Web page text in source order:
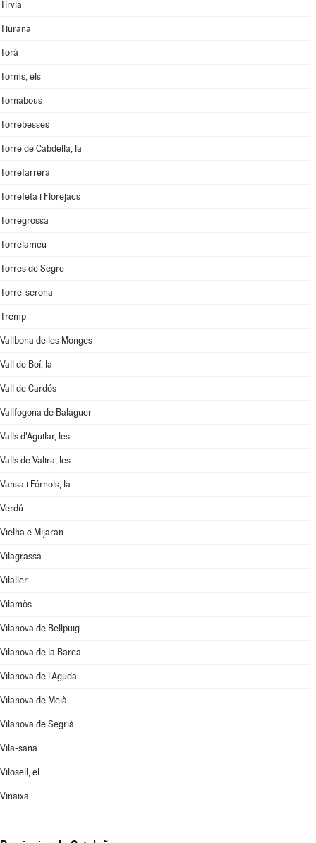
Tírvia
Tiurana
Torà
Torms, els
Tornabous
Torrebesses
Torre de Cabdella, la
Torrefarrera
Torrefeta i Florejacs
Torregrossa
Torrelameu
Torres de Segre
Torre-serona
Tremp
Vallbona de les Monges
Vall de Boí, la
Vall de Cardós
Vallfogona de Balaguer
Valls d'Aguilar, les
Valls de Valira, les
Vansa i Fórnols, la
Verdú
Vielha e Mijaran
Vilagrassa
Vilaller
Vilamòs
Vilanova de Bellpuig
Vilanova de la Barca
Vilanova de l'Aguda
Vilanova de Meià
Vilanova de Segrià
Vila-sana
Vilosell, el
Vinaixa